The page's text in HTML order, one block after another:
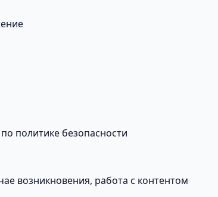
политике безопасности
возникновения, работа с контентом